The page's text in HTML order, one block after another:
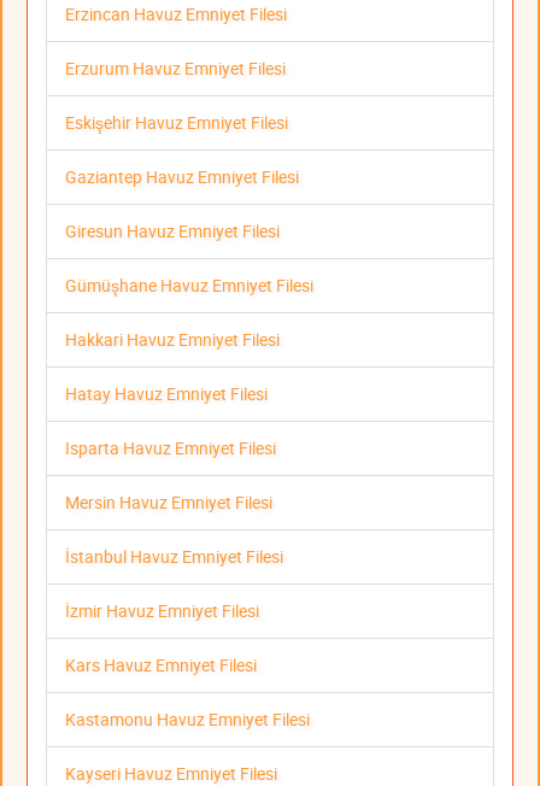
Erzincan Havuz Emniyet Filesi
Erzurum Havuz Emniyet Filesi
Eskişehir Havuz Emniyet Filesi
Gaziantep Havuz Emniyet Filesi
Giresun Havuz Emniyet Filesi
Gümüşhane Havuz Emniyet Filesi
Hakkari Havuz Emniyet Filesi
Hatay Havuz Emniyet Filesi
Isparta Havuz Emniyet Filesi
Mersin Havuz Emniyet Filesi
İstanbul Havuz Emniyet Filesi
İzmir Havuz Emniyet Filesi
Kars Havuz Emniyet Filesi
Kastamonu Havuz Emniyet Filesi
Kayseri Havuz Emniyet Filesi